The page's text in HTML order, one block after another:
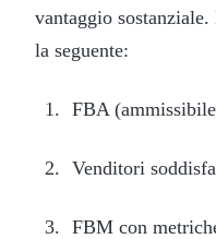
vantaggio
la seguente:
FBA
Venditori
FBM con